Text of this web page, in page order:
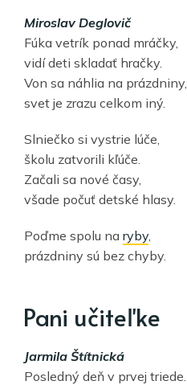
Miroslav Deglovič
Fúka vetrík ponad mráčky,
vidí deti skladať hračky.
Von sa náhlia na prázdniny,
svet je zrazu celkom iný.
Slniečko si vystrie lúče,
školu zatvorili kľúče.
Začali sa nové časy,
všade počuť detské hlasy.
Poďme spolu na ryby,
prázdniny sú bez chyby.
Pani učiteľke
Jarmila Štítnická
Posledný deň v prvej triede.